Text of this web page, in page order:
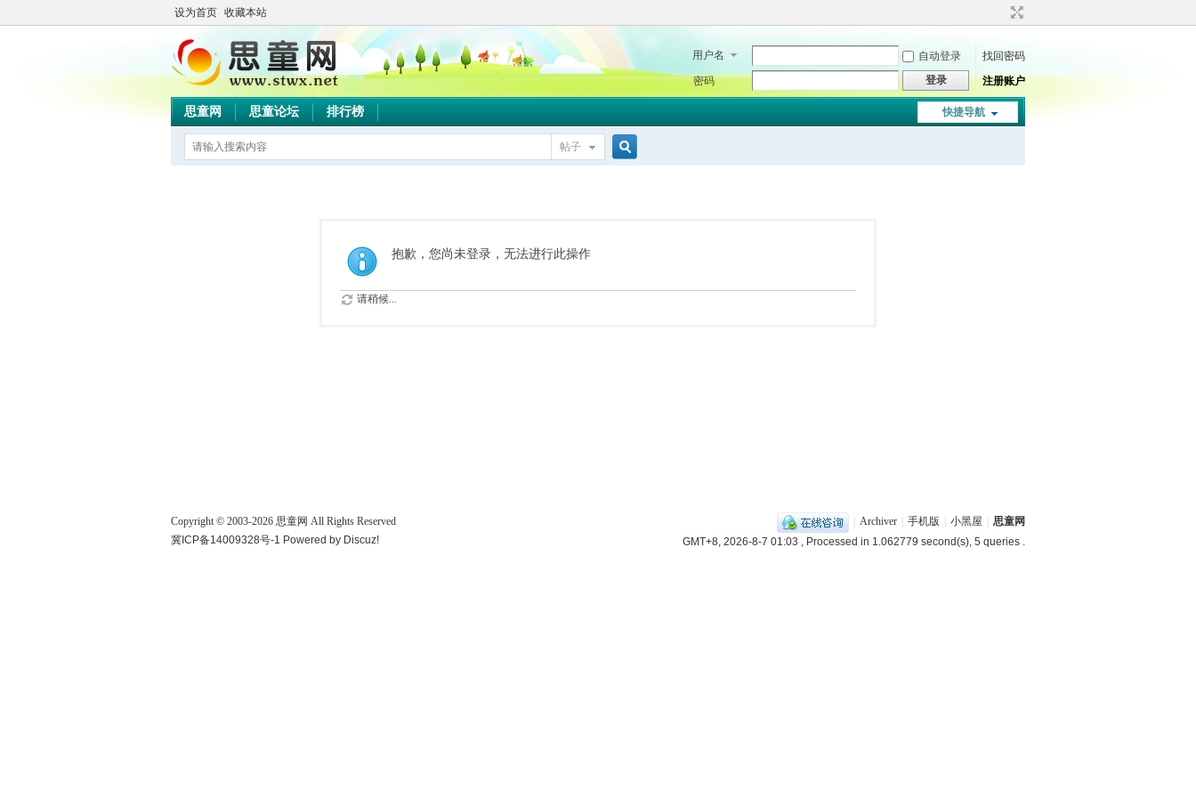
设为首页 收藏本站
用户名 自动登录
找回密码
密码
登录 注册账户
快捷导航
思童网 思童论坛 排行榜
帖子
抱歉，您尚未登录，无法进行此操作
请稍候...
Archiver 手机版 小黑屋
思童网
GMT+8, 2026-8-7 01:03 , Processed in 1.062779 second(s), 5 queries .
Copyright © 2003-2026 思童网 All Rights Reserved
冀ICP备14009328号-1 Powered by Discuz!